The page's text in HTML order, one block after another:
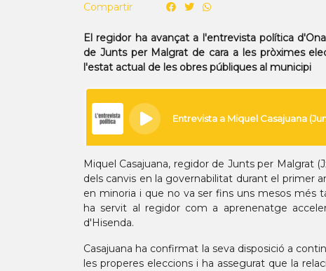
Compartir
El regidor ha avançat a l'entrevista política
de Junts per Malgrat de cara a les pròximes
l'estat actual de les obres públiques al municipi
Miquel Casajuana, regidor de Junts per Malgrat
dels canvis en la governabilitat durant el primer
en minoria i que no va ser fins uns mesos més
ha servit al regidor com a aprenenatge
d'Hisenda.
Casajuana ha confirmat la seva disposició a
les properes eleccions i ha assegurat que la